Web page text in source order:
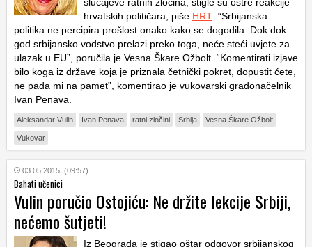
hrvatskih političara, piše HRT . “Srbijanska
politika ne percipira prošlost onako kako se dogodila. Dok dok
god srbijansko vodstvo prelazi preko toga, neće steći uvjete za
ulazak u EU”, poručila je Vesna Škare Ožbolt. “Komentirati izjave
bilo koga iz države koja je priznala četnički pokret, dopustit ćete,
ne pada mi na pamet”, komentirao je vukovarski gradonačelnik
Ivan Penava.
Aleksandar Vulin Ivan Penava ratni zločini Srbija Vesna Škare Ožbolt
Vukovar
03.05.2015. (09:57)
Bahati učenici
Vulin poručio Ostojiću: Ne držite lekcije Srbiji,
nećemo šutjeti!
Iz Beograda je stigao oštar odgovor srbijanskog